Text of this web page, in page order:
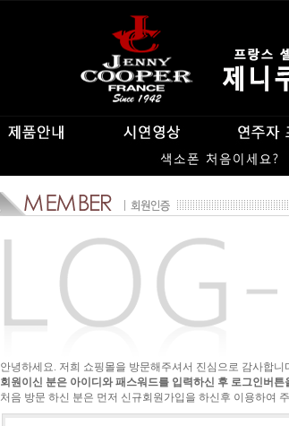
안녕하세요. 저희 쇼핑몰을 방문해주셔서 진심으로 감사합니
회원이신 분은 아이디와 패스워드를 입력하신 후 로그인버튼
처음 방문 하신 분은 먼저 신규회원가입을 하신후 이용하여